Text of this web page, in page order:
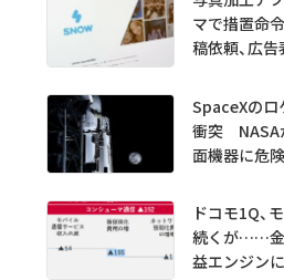
マで措置命
稿依頼、広
SpaceXのロ
衝突 NASA
面機器に危険
ドコモ1Q、
続くが……金
益エンジンに